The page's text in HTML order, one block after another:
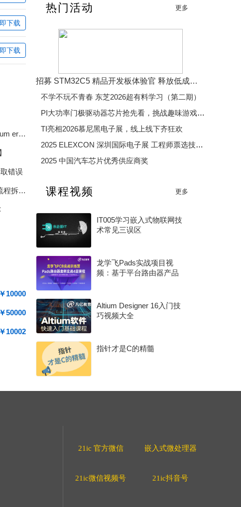
下载
下载
J-Flash V6.44b 加载 Keil AC6 生成 Hex 报 Checksum error
错误
DIP插件看似简单，实则做起来全是坑——今天把流程拆开聊一聊
￥10000
￥50000
￥10002
热门活动 更多
招募 STM32C5 精品开发板体验官 释放低成本、低功耗、高效率开发魅力
不学不玩不青春 东芝2026超有料学习（第二期）
PI大功率门极驱动器芯片抢先看，挑战趣味游戏赢精美好礼
TI亮相2026慕尼黑电子展，线上线下齐狂欢
2025 ELEXCON 深圳国际电子展 工程师票选技术大奖
2025 中国汽车芯片优秀供应商奖
课程视频 更多
IT005学习嵌入式物联网技
术常见三误区
龙学飞Pads实战项目视
频：基于平台路由器产品
Altium Designer 16入门技
巧视频大全
指针才是C的精髓
21ic 官方微信 嵌入式微处理器
21ic微信视频号 21ic抖音号